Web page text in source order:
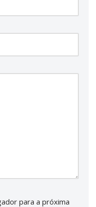
para a próxima